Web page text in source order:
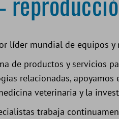
líder mundial de equipos
de productos y servicios
relacionadas,
veterinaria y la
trabaja